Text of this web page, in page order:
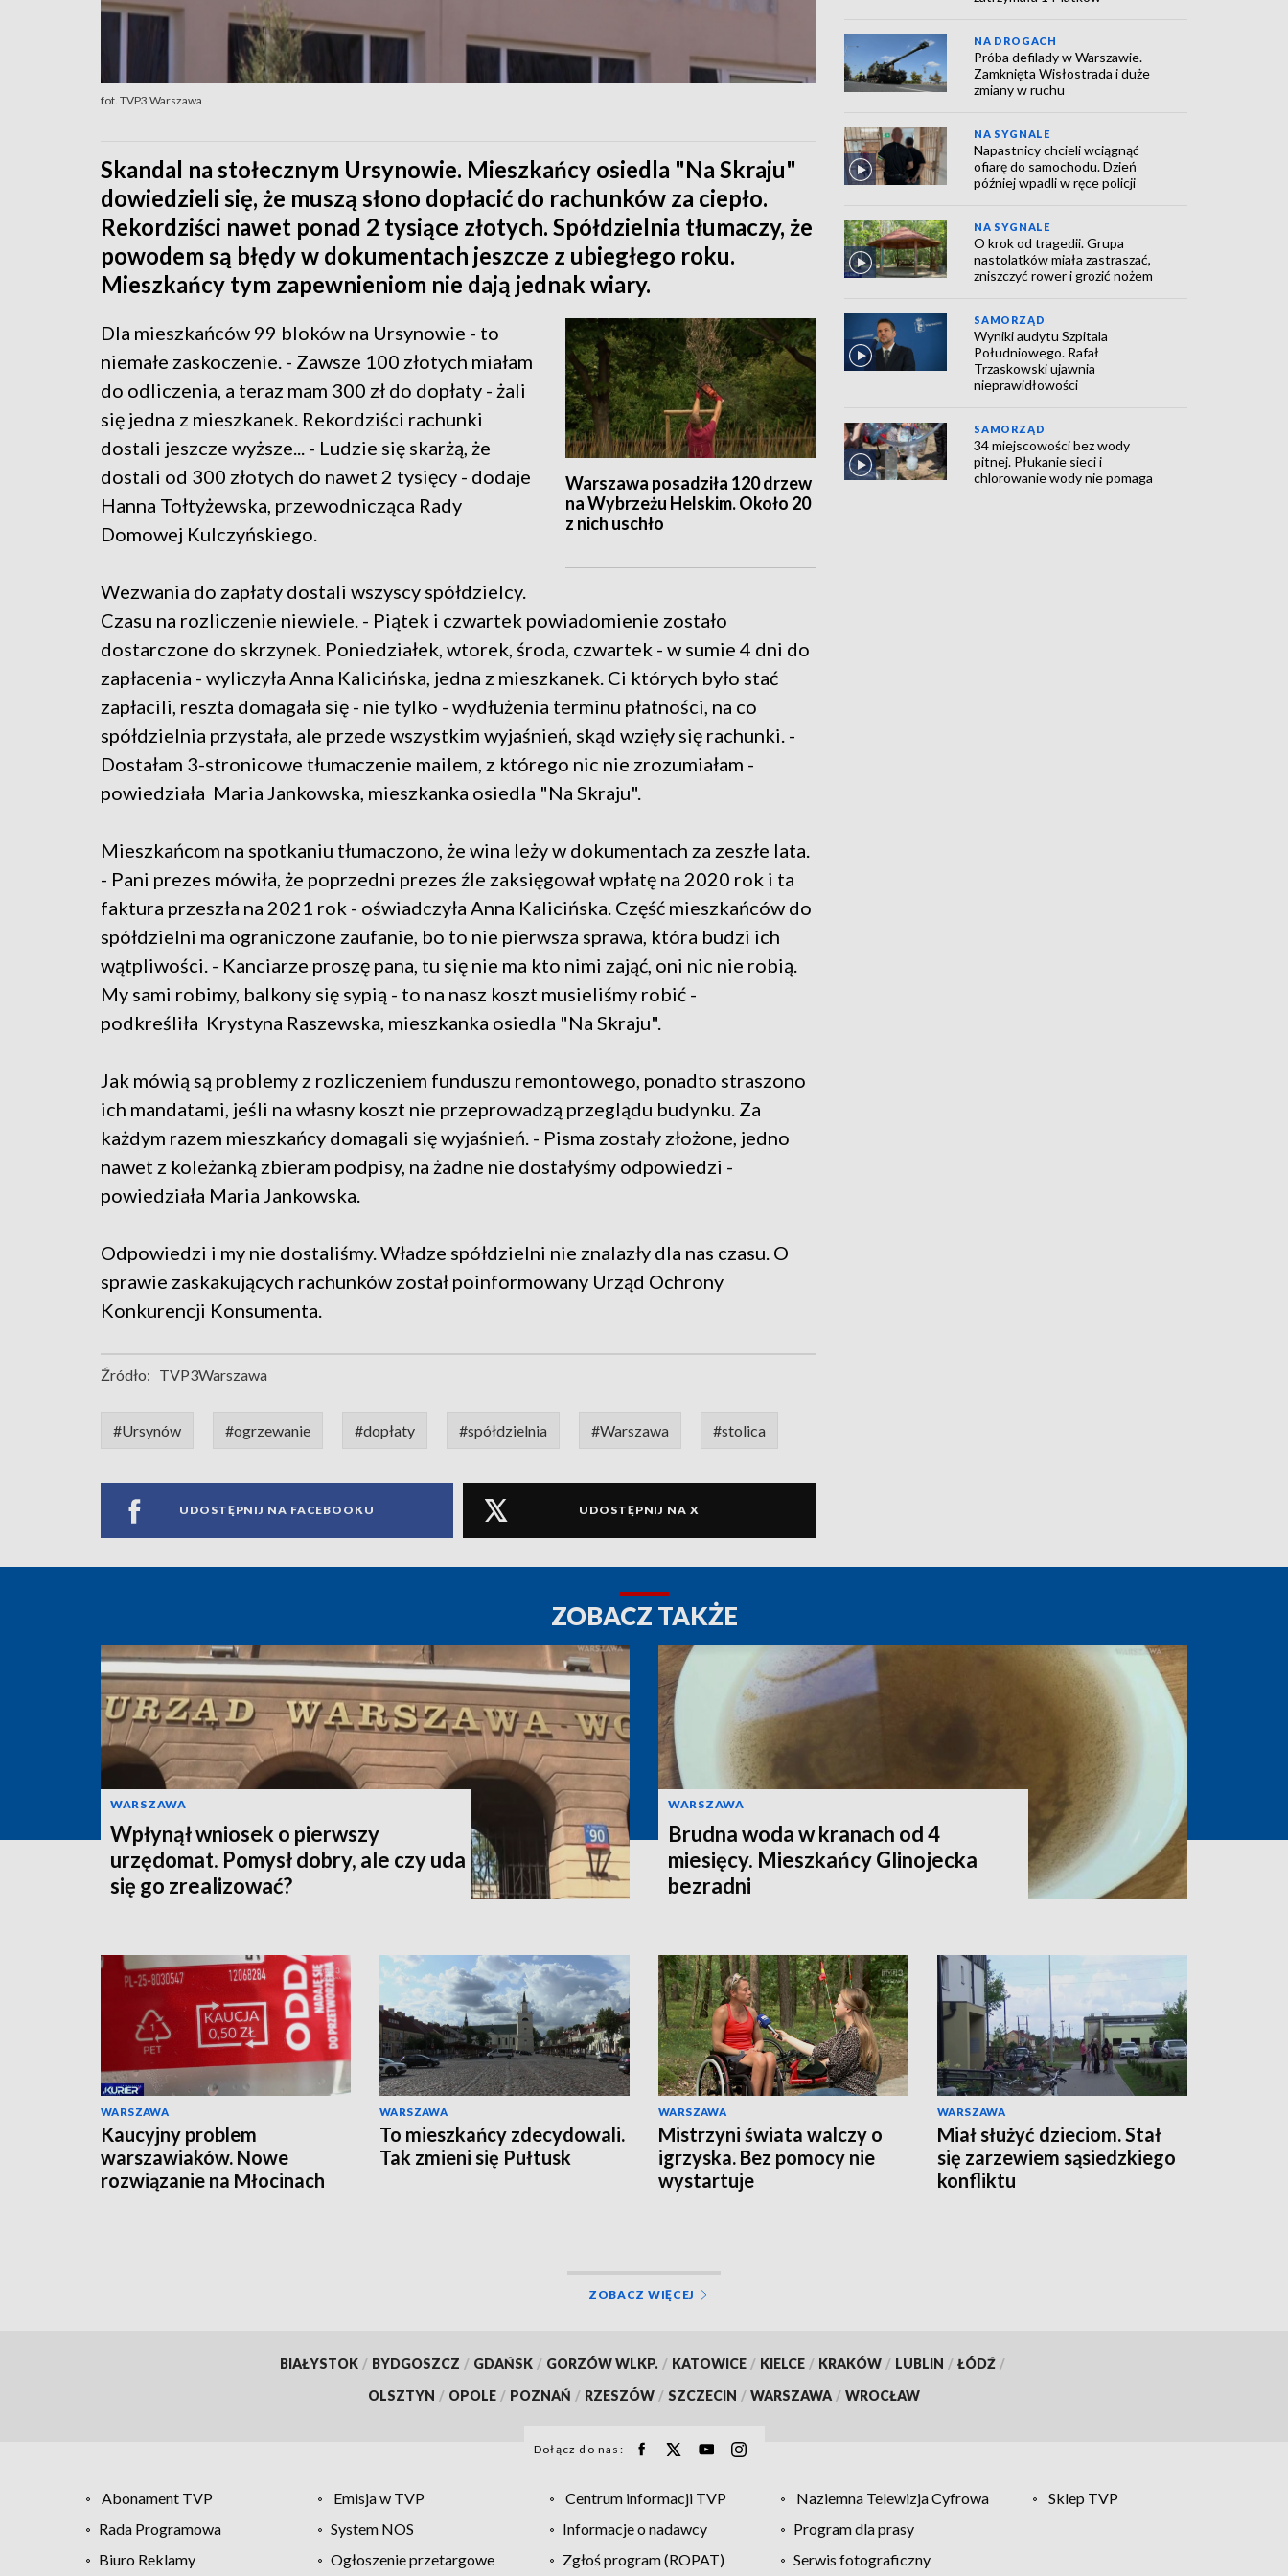
fot. TVP3 Warszawa
Skandal na stołecznym Ursynowie. Mieszkańcy osiedla "Na Skraju"
dowiedzieli się, że muszą słono dopłacić do rachunków za ciepło.
Rekordziści nawet ponad 2 tysiące złotych. Spółdzielnia tłumaczy, że
powodem są błędy w dokumentach jeszcze z ubiegłego roku.
Mieszkańcy tym zapewnieniom nie dają jednak wiary.
Warszawa posadziła 120 drzew
na Wybrzeżu Helskim. Około 20
z nich uschło
Dla mieszkańców 99 bloków na Ursynowie - to
niemałe zaskoczenie. - Zawsze 100 złotych miałam
do odliczenia, a teraz mam 300 zł do dopłaty - żali
się jedna z mieszkanek. Rekordziści rachunki
dostali jeszcze wyższe... - Ludzie się skarżą, że
dostali od 300 złotych do nawet 2 tysięcy - dodaje
Hanna Tołtyżewska, przewodnicząca Rady
Domowej Kulczyńskiego.
Wezwania do zapłaty dostali wszyscy spółdzielcy.
Czasu na rozliczenie niewiele. - Piątek i czwartek powiadomienie zostało
dostarczone do skrzynek. Poniedziałek, wtorek, środa, czwartek - w sumie 4 dni do
zapłacenia - wyliczyła Anna Kalicińska, jedna z mieszkanek. Ci których było stać
zapłacili, reszta domagała się - nie tylko - wydłużenia terminu płatności, na co
spółdzielnia przystała, ale przede wszystkim wyjaśnień, skąd wzięły się rachunki. -
Dostałam 3-stronicowe tłumaczenie mailem, z którego nic nie zrozumiałam -
powiedziała Maria Jankowska, mieszkanka osiedla "Na Skraju".
Mieszkańcom na spotkaniu tłumaczono, że wina leży w dokumentach za zeszłe lata.
- Pani prezes mówiła, że poprzedni prezes źle zaksięgował wpłatę na 2020 rok i ta
faktura przeszła na 2021 rok - oświadczyła Anna Kalicińska. Część mieszkańców do
spółdzielni ma ograniczone zaufanie, bo to nie pierwsza sprawa, która budzi ich
wątpliwości. - Kanciarze proszę pana, tu się nie ma kto nimi zająć, oni nic nie robią.
My sami robimy, balkony się sypią - to na nasz koszt musieliśmy robić -
podkreśliła Krystyna Raszewska, mieszkanka osiedla "Na Skraju".
Jak mówią są problemy z rozliczeniem funduszu remontowego, ponadto straszono
ich mandatami, jeśli na własny koszt nie przeprowadzą przeglądu budynku. Za
każdym razem mieszkańcy domagali się wyjaśnień. - Pisma zostały złożone, jedno
nawet z koleżanką zbieram podpisy, na żadne nie dostałyśmy odpowiedzi -
powiedziała Maria Jankowska.
Odpowiedzi i my nie dostaliśmy. Władze spółdzielni nie znalazły dla nas czasu. O
sprawie zaskakujących rachunków został poinformowany Urząd Ochrony
Konkurencji Konsumenta.
Źródło: TVP3Warszawa
#Ursynów #ogrzewanie #dopłaty #spółdzielnia #Warszawa #stolica
UDOSTĘPNIJ NA FACEBOOKU UDOSTĘPNIJ NA X
NA DROGACH
Próba defilady w Warszawie.
Zamknięta Wisłostrada i duże
zmiany w ruchu
NA SYGNALE
Napastnicy chcieli wciągnąć
ofiarę do samochodu. Dzień
później wpadli w ręce policji
NA SYGNALE
O krok od tragedii. Grupa
nastolatków miała zastraszać,
zniszczyć rower i grozić nożem
SAMORZĄD
Wyniki audytu Szpitala
Południowego. Rafał
Trzaskowski ujawnia
nieprawidłowości
SAMORZĄD
34 miejscowości bez wody
pitnej. Płukanie sieci i
chlorowanie wody nie pomaga
ZOBACZ TAKŻE
WARSZAWA
Wpłynął wniosek o pierwszy
urzędomat. Pomysł dobry, ale czy uda
się go zrealizować?
WARSZAWA
Brudna woda w kranach od 4
miesięcy. Mieszkańcy Glinojecka
bezradni
WARSZAWA
Kaucyjny problem
warszawiaków. Nowe
rozwiązanie na Młocinach
WARSZAWA
To mieszkańcy zdecydowali.
Tak zmieni się Pułtusk
WARSZAWA
Mistrzyni świata walczy o
igrzyska. Bez pomocy nie
wystartuje
WARSZAWA
Miał służyć dzieciom. Stał
się zarzewiem sąsiedzkiego
konfliktu
ZOBACZ WIĘCEJ
BIAŁYSTOK / BYDGOSZCZ / GDAŃSK / GORZÓW WLKP. / KATOWICE / KIELCE / KRAKÓW / LUBLIN / ŁÓDŹ /
OLSZTYN / OPOLE / POZNAŃ / RZESZÓW / SZCZECIN / WARSZAWA / WROCŁAW
Dołącz do nas:
Abonament TVP Emisja w TVP Centrum informacji TVP Naziemna Telewizja Cyfrowa
Sklep TVP
Rada Programowa
System NOS Informacje o nadawcy
Program dla prasy
Biuro Reklamy
Ogłoszenie przetargowe Zgłoś program (ROPAT) Serwis fotograficzny